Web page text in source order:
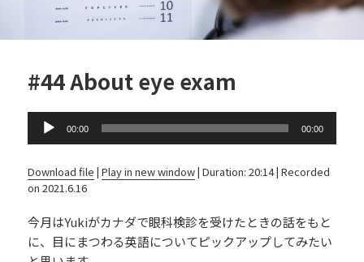
#44 About eye exam
Audio
Player
00:00 00:00
Download file |Play in new window|Duration: 20:14|Recorded
on 2021.6.16
今月はYukiがカナダで眼科検診を受けたときの話をもと
に、目にまつわる英語についてピックアップしてみたい